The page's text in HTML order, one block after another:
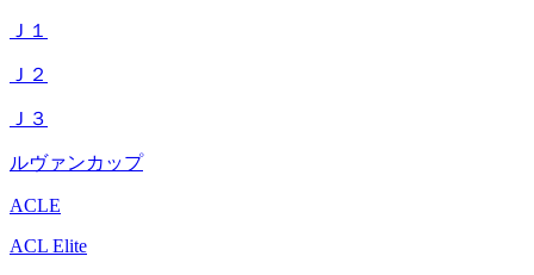
Ｊ１
Ｊ２
Ｊ３
ルヴァンカップ
ACLE
ACL Elite